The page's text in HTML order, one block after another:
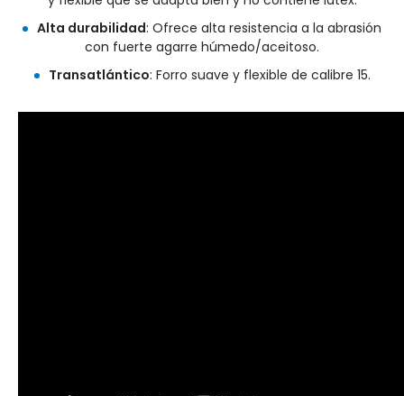
Alta durabilidad: Ofrece alta resistencia a la abrasión
con fuerte agarre húmedo/aceitoso.
Transatlántico: Forro suave y flexible de calibre 15.